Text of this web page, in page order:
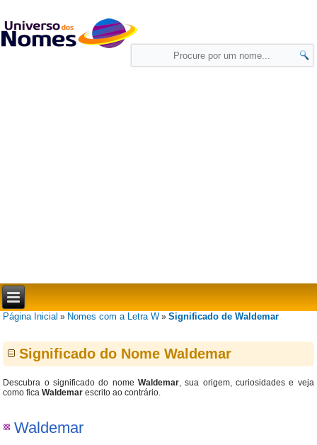
Página Inicial » Nomes com a Letra W »Significado de Waldemar
Significado do Nome Waldemar
Descubra o significado do nome Waldemar, sua origem, curiosidades e veja
como ficaWaldemar escrito ao contrário.
Waldemar